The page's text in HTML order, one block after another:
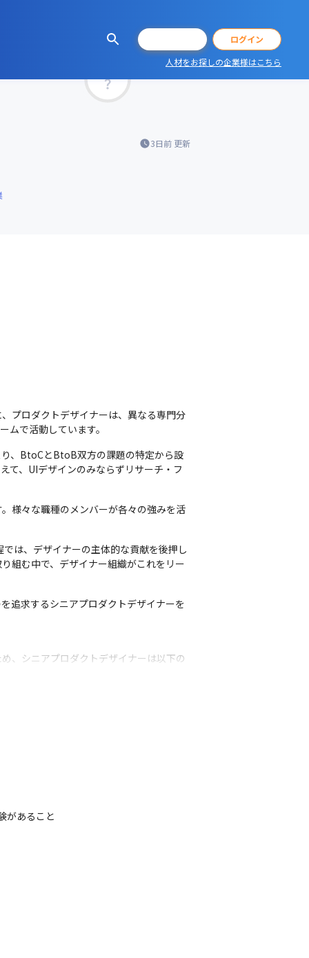
ログイン
人材をお探しの企業様はこちら
3日前 更新
プロダクトデザイナーは、異なる専門分
で活動しています。
、BtoCとBtoB双方の課題の特定から設
て、UIデザインのみならずリサーチ・フ
様々な職種のメンバーが各々の強みを活
は、デザイナーの主体的な貢献を後押し
組む中で、デザイナー組織がこれをリー
追求するシニアプロダクトデザイナーを
、シニアプロダクトデザイナーは以下の
リバリー、さらなる実効性の実現に関与
ド実装など染み出してチャレンジする機
わり、タイミーのデザインエクセレンス
があること